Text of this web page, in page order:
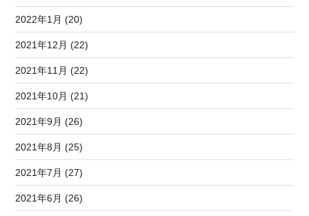
2022年1月 (20)
2021年12月 (22)
2021年11月 (22)
2021年10月 (21)
2021年9月 (26)
2021年8月 (25)
2021年7月 (27)
2021年6月 (26)